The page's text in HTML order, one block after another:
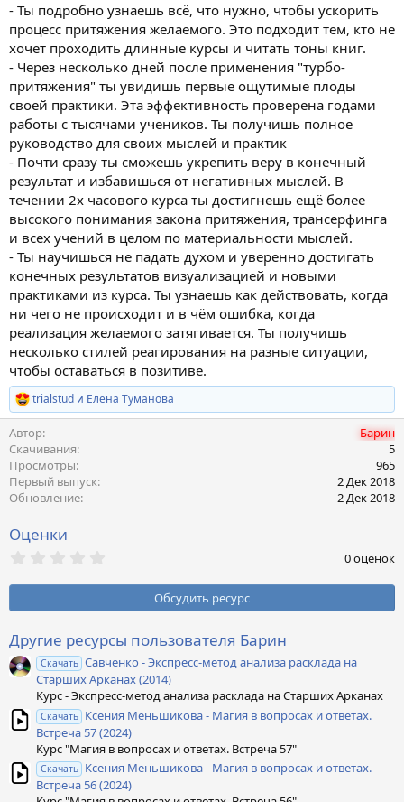
- Ты подробно узнаешь всё, что нужно, чтобы ускорить
процесс притяжения желаемого. Это подходит тем, кто не
хочет проходить длинные курсы и читать тоны книг.
- Через несколько дней после применения "турбо-
притяжения" ты увидишь первые ощутимые плоды
своей практики. Эта эффективность проверена годами
работы с тысячами учеников. Ты получишь полное
руководство для своих мыслей и практик
- Почти сразу ты сможешь укрепить веру в конечный
результат и избавишься от негативных мыслей. В
течении 2х часового курса ты достигнешь ещё более
высокого понимания закона притяжения, трансерфинга
и всех учений в целом по материальности мыслей.
- Ты научишься не падать духом и уверенно достигать
конечных результатов визуализацией и новыми
практиками из курса. Ты узнаешь как действовать, когда
ни чего не происходит и в чём ошибка, когда
реализация желаемого затягивается. Ты получишь
несколько стилей реагирования на разные ситуации,
чтобы оставаться в позитиве.
Р
е
а
к
ц
и
и
:
trialstud и Елена Туманова
Автор
Барин
Скачивания
5
Просмотры
965
Первый выпуск
2 Дек 2018
Обновление
2 Дек 2018
Оценки
0
з
ё
з
д
0 оценок
Обсудить ресурс
Другие ресурсы пользователя Барин
Скачать Савченко - Экспресс-метод анализа расклада на
Старших Арканах (2014)
Курс - Экспресс-метод анализа расклада на Старших Арканах
Скачать Ксения Меньшикова - Магия в вопросах и ответах.
Встреча 57 (2024)
Курс "Магия в вопросах и ответах. Встреча 57"
Скачать Ксения Меньшикова - Магия в вопросах и ответах.
Встреча 56 (2024)